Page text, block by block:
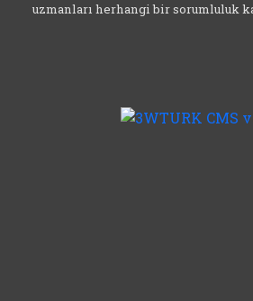
uzmanları herhangi bir sorumluluk